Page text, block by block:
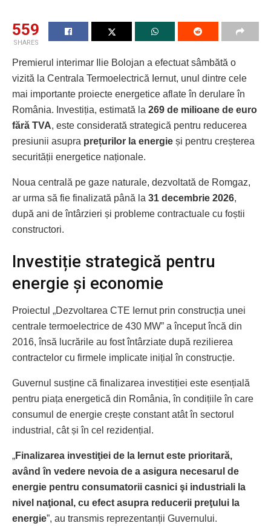
559
SHARES
Premierul interimar Ilie Bolojan a efectuat sâmbătă o
vizită la Centrala Termoelectrică Iernut, unul dintre cele
mai importante proiecte energetice aflate în derulare în
România. Investiția, estimată la 269 de milioane de euro
fără TVA, este considerată strategică pentru reducerea
presiunii asupra prețurilor la energie și pentru creșterea
securității energetice naționale.
Noua centrală pe gaze naturale, dezvoltată de Romgaz,
ar urma să fie finalizată până la 31 decembrie 2026,
după ani de întârzieri și probleme contractuale cu foștii
constructori.
Investiție strategică pentru
energie și economie
Proiectul „Dezvoltarea CTE Iernut prin construcția unei
centrale termoelectrice de 430 MW” a început încă din
2016, însă lucrările au fost întârziate după rezilierea
contractelor cu firmele implicate inițial în construcție.
Guvernul susține că finalizarea investiției este esențială
pentru piața energetică din România, în condițiile în care
consumul de energie crește constant atât în sectorul
industrial, cât și în cel rezidențial.
„Finalizarea investiţiei de la Iernut este prioritară,
având în vedere nevoia de a asigura necesarul de
energie pentru consumatorii casnici şi industriali la
nivel naţional, cu efect asupra reducerii preţului la
energie”, au transmis reprezentanții Guvernului.